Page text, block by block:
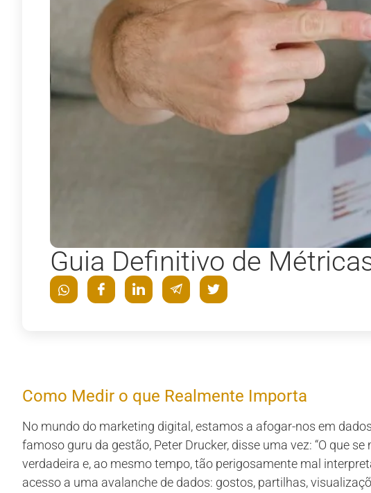
Guia Definitivo de
Como Medir o que Realmente Importa
No mundo do marketing digital, estamos a afogar-nos em
famoso guru da gestão, Peter Drucker, disse uma vez: “O que
verdadeira e, ao mesmo tempo, tão perigosamente mal
acesso a uma avalanche de dados: gostos, partilhas,